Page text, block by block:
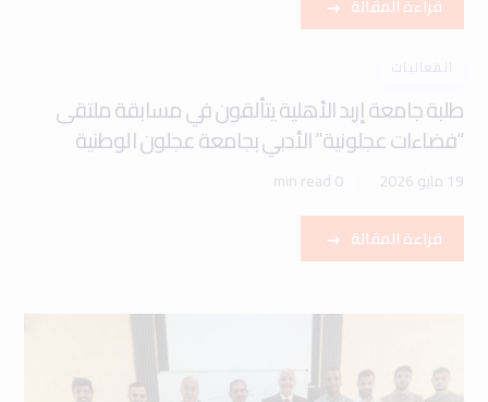
قراءة المقالة
الفعاليات
طلبة جامعة إربد الأهلية يتألقون في مسابقة ملتقى
“فضاءات عجلونية” الأدبي بجامعة عجلون الوطنية
19 مايو 2026 0 min read
قراءة المقالة